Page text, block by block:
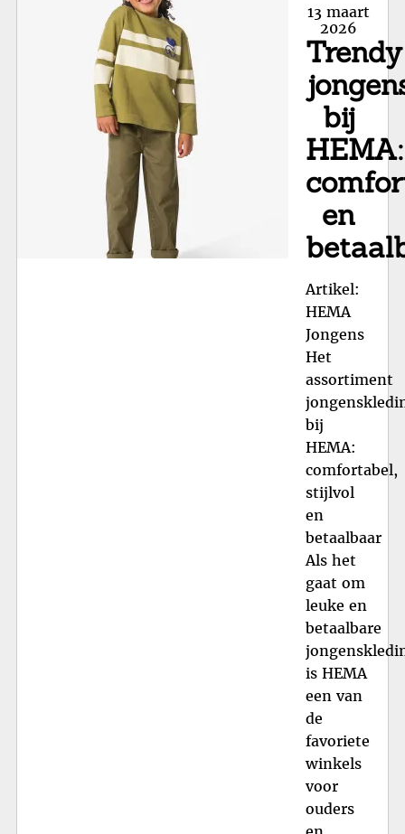
en
Posted
on
13 maart
2026
Trendy
bij
HEMA:
en
Artikel:
HEMA
Jongens
Het
assortiment
bij
HEMA:
comfortabel,
stijlvol
en
betaalbaar
Als het
gaat om
leuke en
betaalbare
is HEMA
een van
de
favoriete
winkels
voor
ouders